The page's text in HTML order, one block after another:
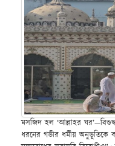
মসজিদ হল ‘আল্লাহর
ধরনের গভীর ধর্মীয় অনুভূতিকে